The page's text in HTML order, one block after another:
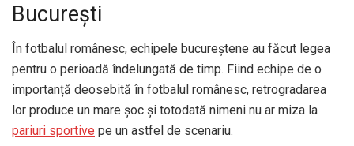
București
În fotbalul românesc, echipele bucureștene au făcut legea
pentru o perioadă îndelungată de timp. Fiind echipe de o
importanță deosebită în fotbalul românesc, retrogradarea
lor produce un mare șoc și totodată nimeni nu ar miza la
pariuri sportive pe un astfel de scenariu.